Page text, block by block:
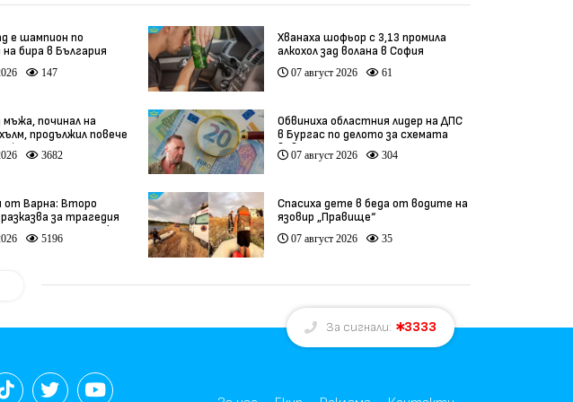
е шампион по
бира в България
147
Хванаха шофьор с 3,13 промила
алкохол зад волана в София
07 август 2026 61
починал на
продължил повече
3682
Обвиниха областния лидер на ДПС
в Бургас по делото за схемата
във ВиК
07 август 2026 304
от Варна: Второ
за трагедия
при същия лекар
5196
Спасиха дете в беда от водите на
язовир „Правище“
07 август 2026 35
За сигнали: 3333